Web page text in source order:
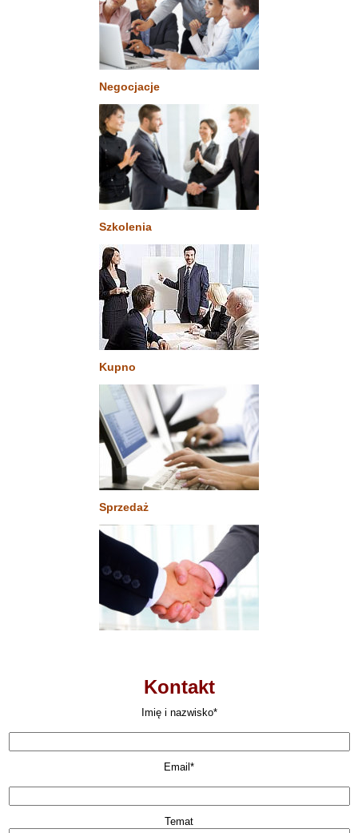
Negocjacje
Szkolenia
Kupno
Sprzedaż
Kontakt
Imię i nazwisko*
Email*
Temat